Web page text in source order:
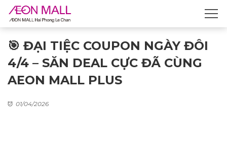
🎯 ĐẠI TIỆC COUPON NGÀY ĐÔI
4/4 – SĂN DEAL CỰC ĐÃ CÙNG
AEON MALL PLUS
01/04/2026